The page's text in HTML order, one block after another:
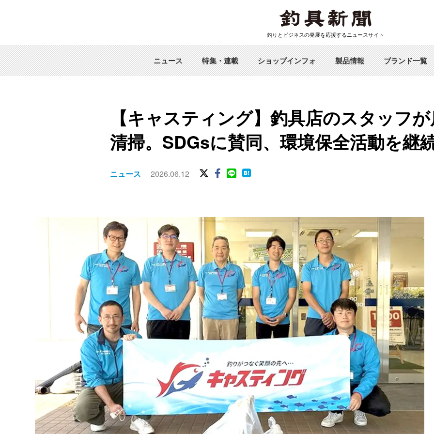
釣りとビジネスの発展を応援するニュースサイト
ニュース 特集・連載 ショップインフォ 製品情報 ブランド一覧
【キャスティング】釣具店のスタッフ
清掃。SDGsに賛同、環境保全活動を継
ニュース 2026.06.12